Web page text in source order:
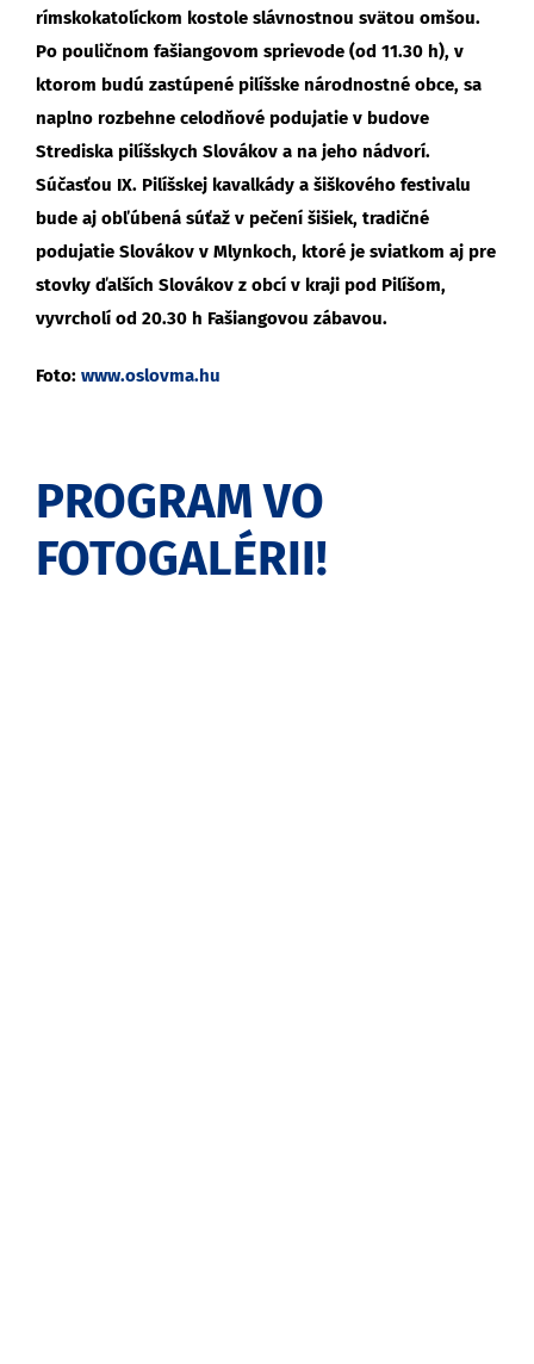
rímskokatolíckom kostole slávnostnou svätou omšou.
Po pouličnom fašiangovom sprievode (od 11.30 h), v
ktorom budú zastúpené pilíšske národnostné obce, sa
naplno rozbehne celodňové podujatie v budove
Strediska pilíšskych Slovákov a na jeho nádvorí.
Súčasťou IX. Pilíšskej kavalkády a šiškového festivalu
bude aj obľúbená súťaž v pečení šišiek, tradičné
podujatie Slovákov v Mlynkoch, ktoré je sviatkom aj pre
stovky ďalších Slovákov z obcí v kraji pod Pilíšom,
vyvrcholí od 20.30 h Fašiangovou zábavou.
Foto: www.oslovma.hu
PROGRAM VO
FOTOGALÉRII!